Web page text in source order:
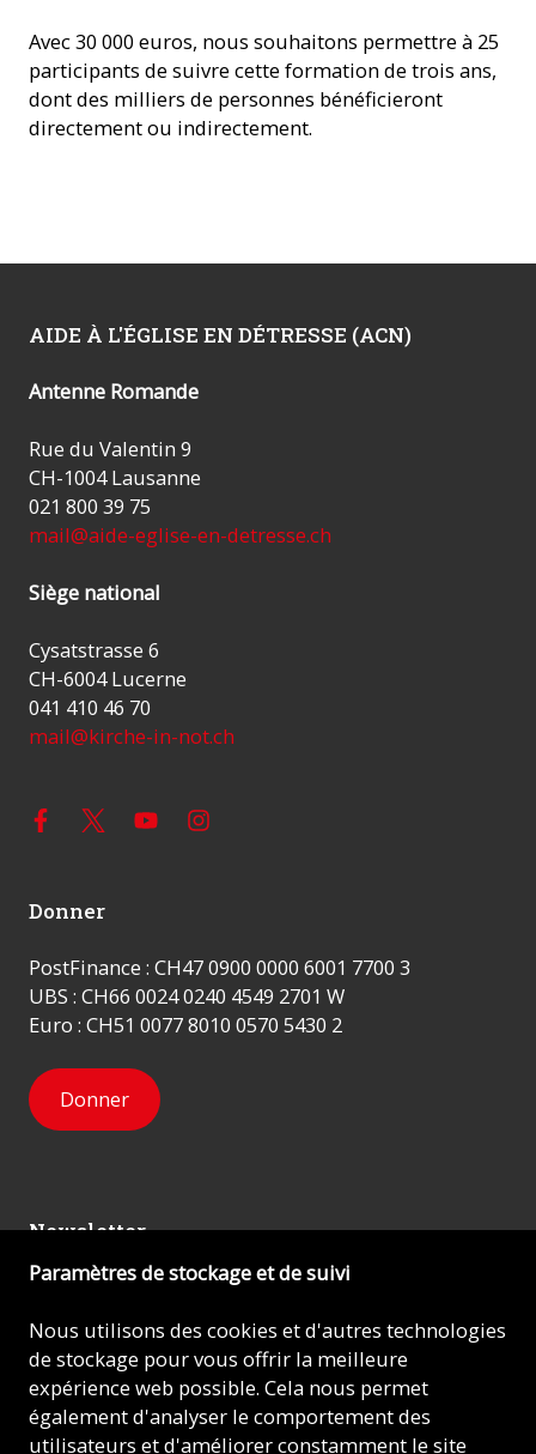
Avec 30 000 euros, nous souhaitons permettre à 25
participants de suivre cette formation de trois ans,
dont des milliers de personnes bénéficieront
directement ou indirectement.
AIDE À L'ÉGLISE EN DÉTRESSE (ACN)
Antenne Romande
Rue du Valentin 9
CH-1004 Lausanne
021 800 39 75
mail@aide-eglise-en-detresse.ch
Siège national
Cysatstrasse 6
CH-6004 Lucerne
041 410 46 70
mail@kirche-in-not.ch
Donner
PostFinance : CH47 0900 0000 6001 7700 3
UBS : CH66 0024 0240 4549 2701 W
Euro : CH51 0077 8010 0570 5430 2
Donner
Newsletter
© 2026 - AIDE À L'ÉGLISE EN DÉTRESSE (ACN)
Paramètres de stockage et de suivi
Nous utilisons des cookies et d'autres technologies
de stockage pour vous offrir la meilleure
expérience web possible. Cela nous permet
également d'analyser le comportement des
utilisateurs et d'améliorer constamment le site